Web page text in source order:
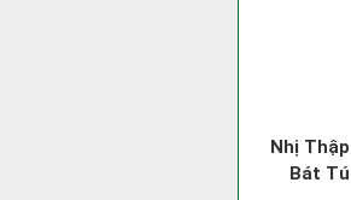
Nhị Thập
Bát Tú